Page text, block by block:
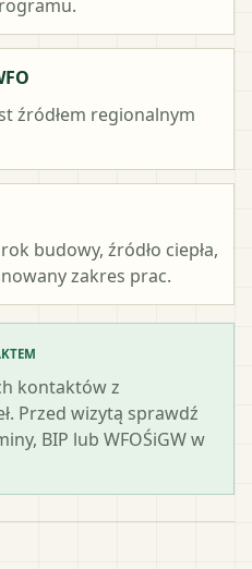
źródłem regionalnym
budowy, źródło ciepła,
zakres prac.
kontaktów z
Przed wizytą sprawdź
BIP lub WFOŚiGW w